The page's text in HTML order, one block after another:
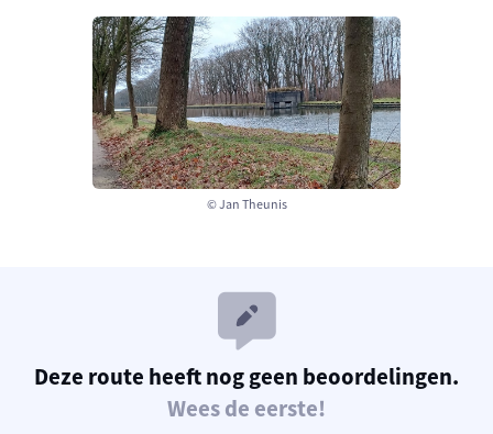
© Jan Theunis
Deze route heeft nog geen beoordelingen.
Wees de eerste!